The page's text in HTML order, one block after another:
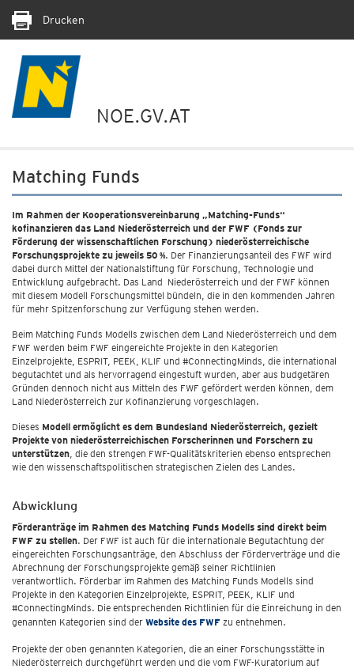
Drucken
NOE.GV.AT
Matching Funds
Im Rahmen der Kooperationsvereinbarung „Matching-Funds“
kofinanzieren das Land Niederösterreich und der FWF (Fonds zur
Förderung der wissenschaftlichen Forschung) niederösterreichische
Forschungsprojekte zu jeweils 50 %. Der Finanzierungsanteil des FWF wird
dabei durch Mittel der Nationalstiftung für Forschung, Technologie und
Entwicklung aufgebracht. Das Land Niederösterreich und der FWF können
mit diesem Modell Forschungsmittel bündeln, die in den kommenden Jahren
für mehr Spitzenforschung zur Verfügung stehen werden.
Beim Matching Funds Modells zwischen dem Land Niederösterreich und dem
FWF werden beim FWF eingereichte Projekte in den Kategorien
Einzelprojekte, ESPRIT, PEEK, KLIF und #ConnectingMinds, die international
begutachtet und als hervorragend eingestuft wurden, aber aus budgetären
Gründen dennoch nicht aus Mitteln des FWF gefördert werden können, dem
Land Niederösterreich zur Kofinanzierung vorgeschlagen.
Dieses Modell ermöglicht es dem Bundesland Niederösterreich, gezielt
Projekte von niederösterreichischen Forscherinnen und Forschern zu
unterstützen, die den strengen FWF-Qualitätskriterien ebenso entsprechen
wie den wissenschaftspolitischen strategischen Zielen des Landes.
Abwicklung
Förderanträge im Rahmen des Matching Funds Modells sind direkt beim
FWF zu stellen. Der FWF ist auch für die internationale Begutachtung der
eingereichten Forschungsanträge, den Abschluss der Förderverträge und die
Abrechnung der Forschungsprojekte gemäß seiner Richtlinien
verantwortlich. Förderbar im Rahmen des Matching Funds Modells sind
Projekte in den Kategorien Einzelprojekte, ESPRIT, PEEK, KLIF und
#ConnectingMinds. Die entsprechenden Richtlinien für die Einreichung in den
genannten Kategorien sind der Website des FWF zu entnehmen.
Projekte der oben genannten Kategorien, die an einer Forschungsstätte in
Niederösterreich durchgeführt werden und die vom FWF-Kuratorium auf